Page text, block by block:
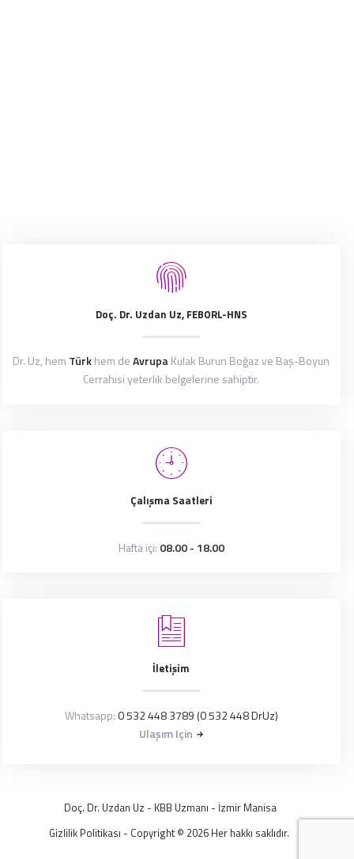
Doç. Dr. Uzdan Uz, FEBORL-HNS
Dr. Uz, hem Türkhem deAvrupaKulak Burun Boğaz ve Baş-Boyun
Cerrahisi yeterlik belgelerine sahiptir.
Çalışma Saatleri
Hafta içi: 08.00 - 18.00
İletişim
Whatsapp: 0 532 448 3789 (0 532 448 DrUz)
Ulaşım Için
Doç. Dr. Uzdan Uz - KBB Uzmanı - İzmir Manisa
Gizlilik Politikası - Copyright © 2026 Her hakkı saklıdır.